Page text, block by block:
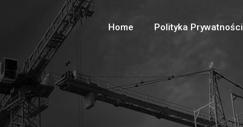
Home Polityka Prywatności